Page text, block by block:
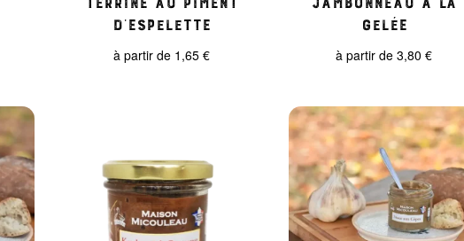
d’Espelette
à partir de 1,65€
gelée
à partir de3,80€